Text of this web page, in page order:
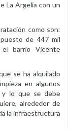
La Argelia con un
como son:
de 447 mil
barrio Vicente
se ha alquilado
en algunos
y lo que se debe
alrededor de
la infraestructura